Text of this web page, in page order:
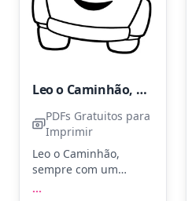
Leo o Caminhão, conhecido por ser amigável
PDFs Gratuitos para
Imprimir
Leo o Caminhão,
sempre com um
...